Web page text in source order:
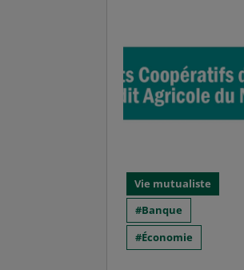
Vie mutualiste
Banque
Économie